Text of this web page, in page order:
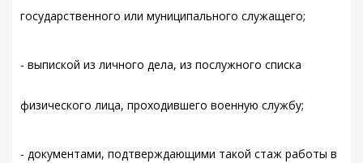
государственного или муниципального служащего;
- выпиской из личного дела, из послужного списка
физического лица, проходившего военную службу;
- документами, подтверждающими такой стаж работы в